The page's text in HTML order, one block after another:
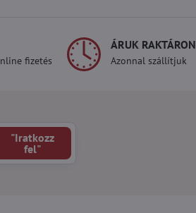
fizetés
ÁRUK RAKTÁRON
Azonnal szállítjuk
"Iratkozz
fel"